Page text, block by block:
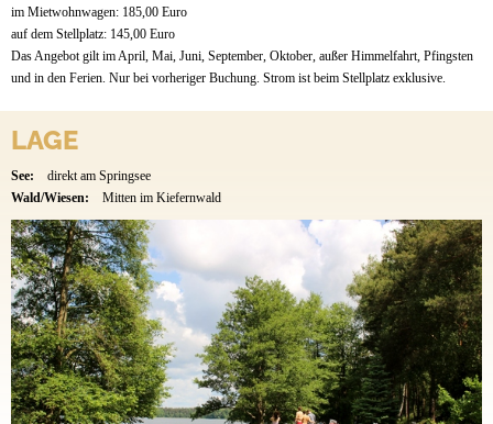
im Mietwohnwagen: 185,00 Euro
auf dem Stellplatz: 145,00 Euro
Das Angebot gilt im April, Mai, Juni, September, Oktober, außer Himmelfahrt, Pfingsten
und in den Ferien. Nur bei vorheriger Buchung. Strom ist beim Stellplatz exklusive.
LAGE
See:
direkt am Springsee
Wald/Wiesen:
Mitten im Kiefernwald